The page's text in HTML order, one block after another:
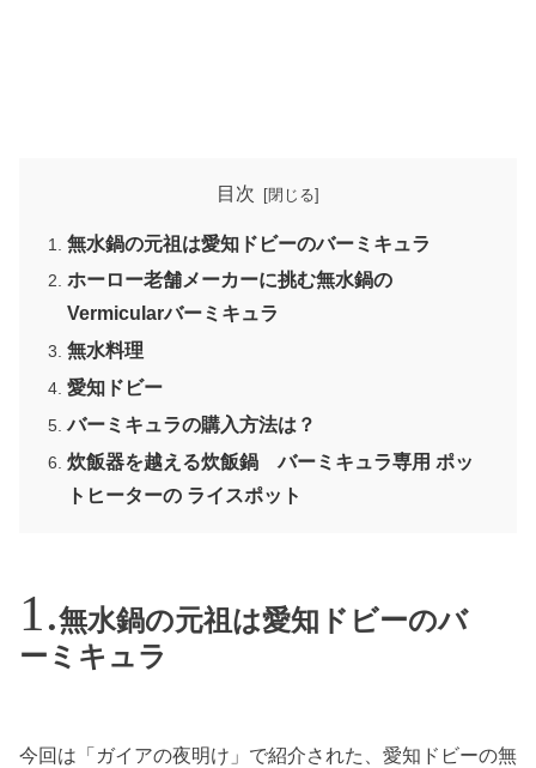
目次
無水鍋の元祖は愛知ドビーのバーミキュラ
ホーロー老舗メーカーに挑む無水鍋の
Vermicularバーミキュラ
無水料理
愛知ドビー
バーミキュラの購入方法は？
炊飯器を越える炊飯鍋 バーミキュラ専用 ポッ
トヒーターの ライスポット
無水鍋の元祖は愛知ドビーのバ
ーミキュラ
今回は「ガイアの夜明け」で紹介された、愛知ドビーの無